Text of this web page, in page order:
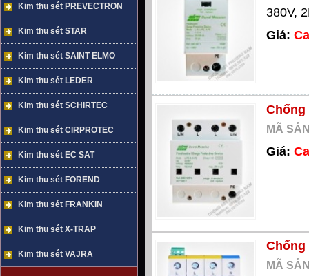
Kim thu sét PREVECTRON
Kim thu sét STAR
Kim thu sét SAINT ELMO
Kim thu sét LEDER
Kim thu sét SCHIRTEC
Kim thu sét CIRPROTEC
Kim thu sét EC SAT
Kim thu sét FOREND
Kim thu sét FRANKIN
Kim thu sét X-TRAP
Kim thu sét VAJRA
380V,
Giá:
Chống
MÃ
Giá:
Chống
MÃ